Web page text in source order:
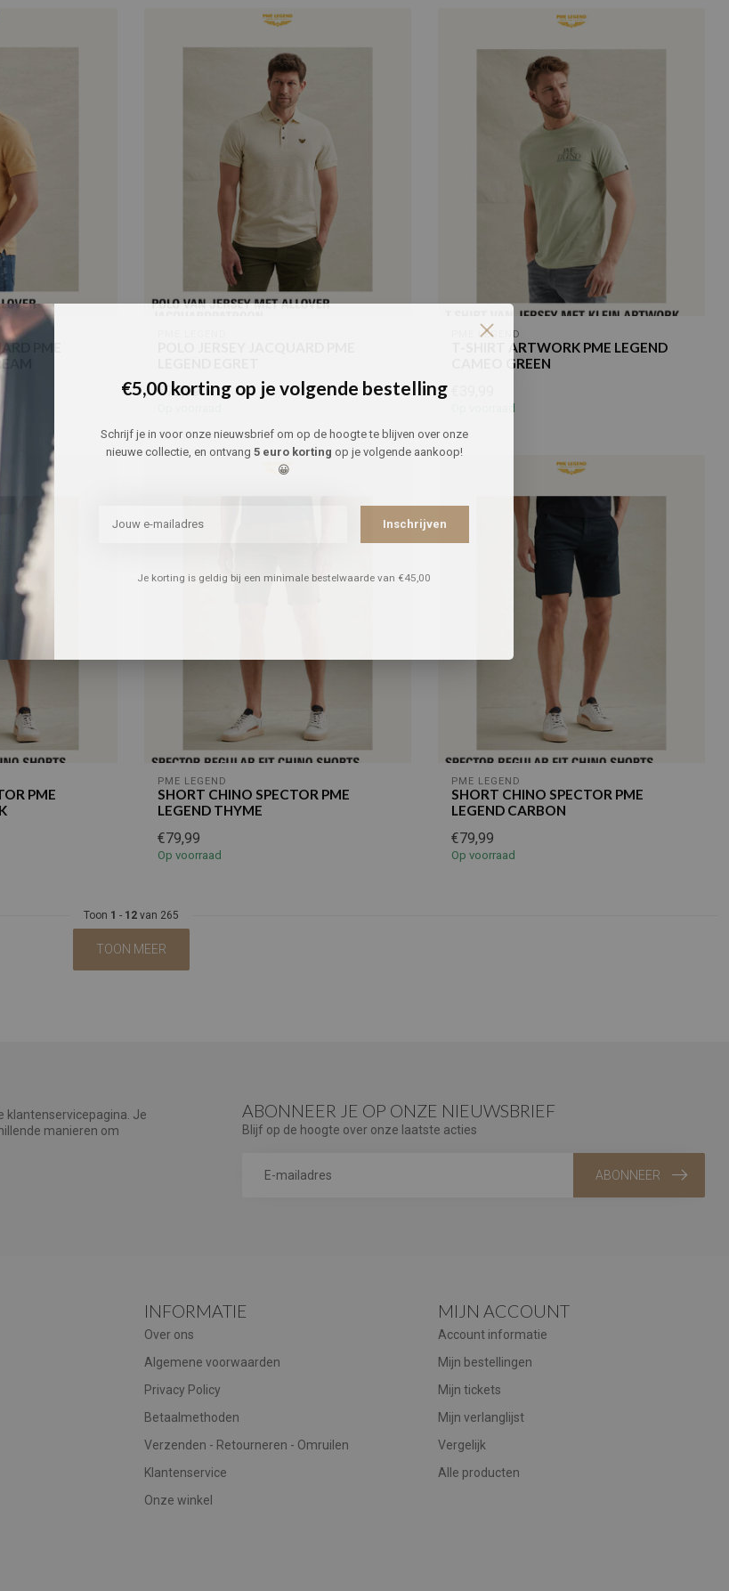
PME
€79,99
PME LEGEND
T-SHIRT ARTWORK PME LEGEND
CAMEO GREEN
PME
PME LEGEND
SHORT CHINO SPECTOR PME
LEGEND THYME
€79,99
Op voorraad
PME LEGEND
SHORT CHINO SPECTOR PME
LEGEND CARBON
€79,99
Op voorraad
Toon 1 - 12van 265
TOON MEER
klantenservicepagina. Je
manieren om
ABONNEER JE OP ONZE NIEUWSBRIEF
Blijf op de hoogte over onze laatste acties
ABONNEER
INFORMATIE
Over ons
Algemene voorwaarden
Privacy Policy
Betaalmethoden
Verzenden - Retourneren - Omruilen
Klantenservice
Onze winkel
MIJN ACCOUNT
Account informatie
Mijn bestellingen
Mijn tickets
Mijn verlanglijst
Vergelijk
Alle producten
€5,00 korting op je volgende bestelling
Schrijf je in voor onze nieuwsbrief om op de hoogte te blijven over onze
nieuwe collectie, en ontvang 5 euro korting op je volgende aankoop!
😀
Inschrijven
Je korting is geldig bij een minimale bestelwaarde van €45,00